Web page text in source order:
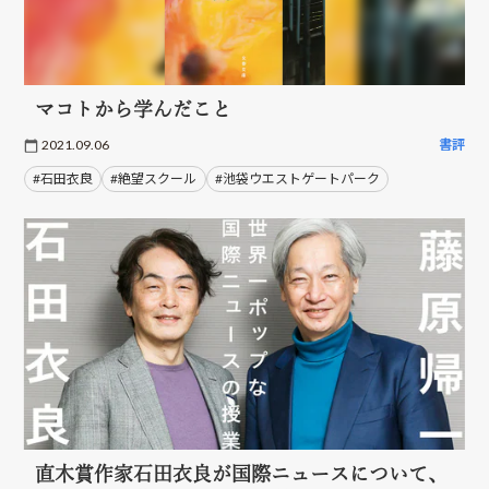
マコトから学んだこと
2021.09.06 書評
#石田衣良 #絶望スクール #池袋ウエストゲートパーク
直木賞作家石田衣良が国際ニュースについて、